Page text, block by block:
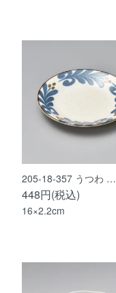
205-18-357 うつわ …
448円(税込)
16×2.2cm